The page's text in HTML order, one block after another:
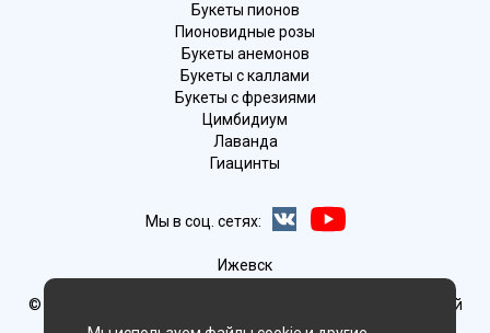
Букеты пионов
Пионовидные розы
Букеты анемонов
Букеты с каллами
Букеты с фрезиями
Цимбидиум
Лаванда
Гиацинты
Мы в соц. сетях:
Ижевск
© Delaflor - доставка цветов, 2012-2026
ИП Рыжков Евгений